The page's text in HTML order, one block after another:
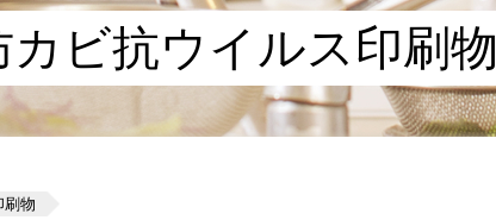
カビ抗ウイルス印刷物
刷物